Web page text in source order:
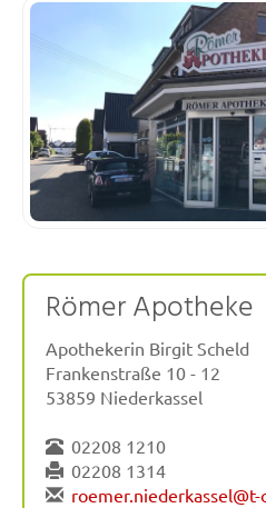
Römer Apotheke
Apothekerin Birgit Scheld
Frankenstraße 10 - 12
53859 Niederkassel
02208 1210
02208 1314